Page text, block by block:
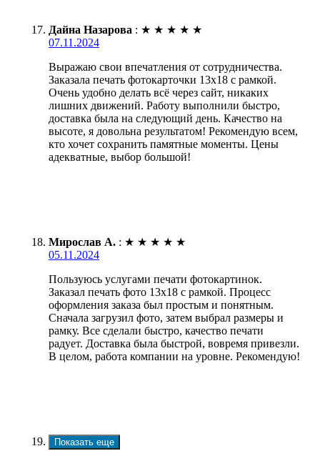
Дайна Назарова : ★ ★ ★ ★ ★
07.11.2024
Выражаю свои впечатления от сотрудничества.
Заказала печать фотокарточки 13х18 с рамкой.
Очень удобно делать всё через сайт, никаких
лишних движений. Работу выполнили быстро,
доставка была на следующий день. Качество на
высоте, я довольна результатом! Рекомендую всем,
кто хочет сохранить памятные моменты. Цены
адекватные, выбор большой!
Мирослав А. : ★ ★ ★ ★ ★
05.11.2024
Пользуюсь услугами печати фотокартинок.
Заказал печать фото 13х18 с рамкой. Процесс
оформления заказа был простым и понятным.
Сначала загрузил фото, затем выбрал размеры и
рамку. Все сделали быстро, качество печати
радует. Доставка была быстрой, вовремя привезли.
В целом, работа компании на уровне. Рекомендую!
Показать еще